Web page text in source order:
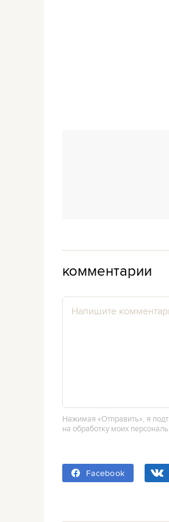
комментарии
Нажимая «Отправить», я
на обработку моих
Facebook